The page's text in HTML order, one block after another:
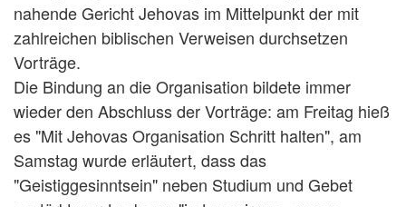
nahende Gericht Jehovas im Mittelpunkt der mit
zahlreichen biblischen Verweisen durchsetzen
Vorträge.
Die Bindung an die Organisation bildete immer
wieder den Abschluss der Vorträge: am Freitag hieß
es "Mit Jehovas Organisation Schritt halten", am
Samstag wurde erläutert, dass das
"Geistiggesinntsein" neben Studium und Gebet